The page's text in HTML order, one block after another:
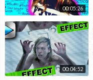
00:05:26
00:04:52